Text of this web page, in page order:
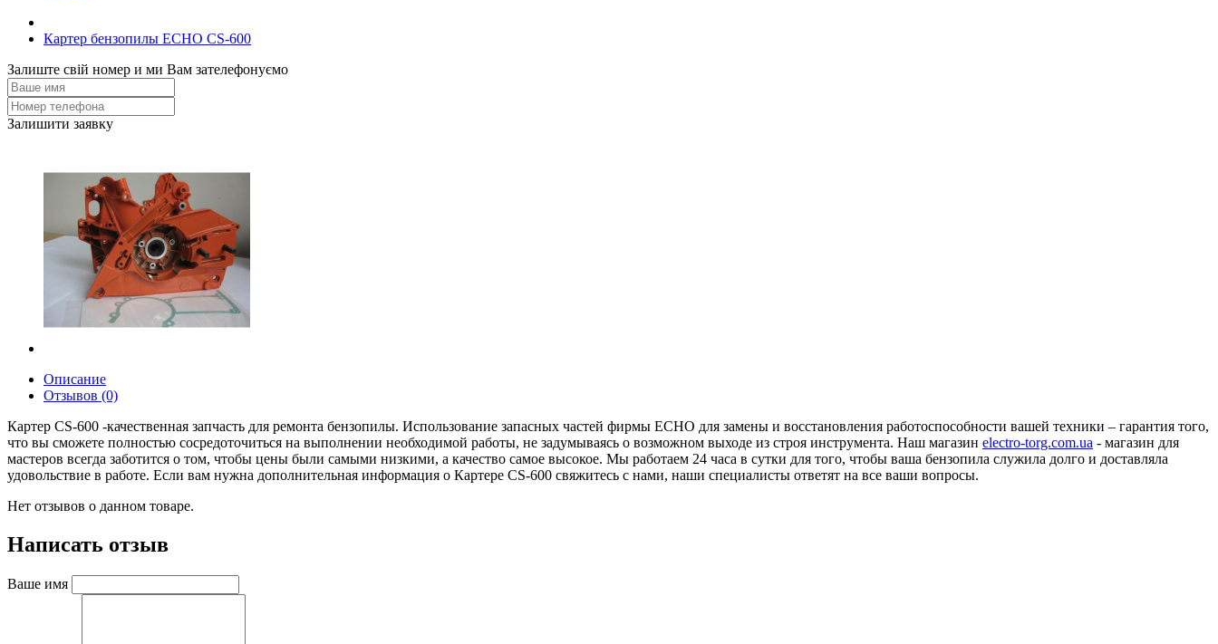
Картер бензопилы ECHO CS-600
Залиште свій номер и ми Вам зателефонуємо
Залишити заявку
Описание
Отзывов (0)
Картер CS-600 -качественная запчасть для ремонта бензопилы. Использование запасных частей фирмы ECHO для замены и восстановления работоспособности вашей техники – гарантия того,
что вы сможете полностью сосредоточиться на выполнении необходимой работы, не задумываясь о возможном выходе из строя инструмента. Наш магазин electro-torg.com.ua - магазин для
мастеров всегда заботится о том, чтобы цены были самыми низкими, а качество самое высокое. Мы работаем 24 часа в сутки для того, чтобы ваша бензопила служила долго и доставляла
удовольствие в работе. Если вам нужна дополнительная информация о Картере CS-600 свяжитесь с нами, наши специалисты ответят на все ваши вопросы.
Нет отзывов о данном товаре.
Написать отзыв
Ваше имя